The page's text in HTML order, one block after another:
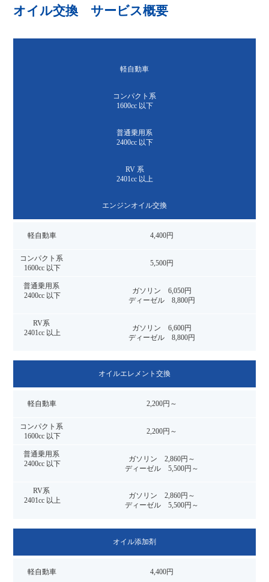
オイル交換 サービス概要
軽自動車
コンパクト系
1600cc 以下
普通乗用系
2400cc 以下
RV 系
2401cc 以上
エンジンオイル交換
4,400円
5,500円
ガソリン 6,050円
ディーゼル 8,800円
ガソリン 6,600円
ディーゼル 8,800円
オイルエレメント交換
2,200円～
2,200円～
ガソリン 2,860円～
ディーゼル 5,500円～
ガソリン 2,860円～
ディーゼル 5,500円～
オイル添加剤
4,400円